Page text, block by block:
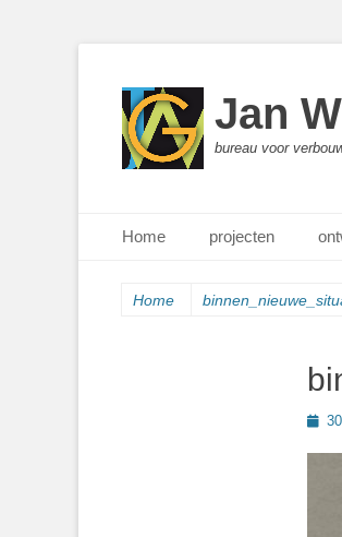
Jan
bureau voor
Primair menu
naar
inhoud
Home projecten
Home